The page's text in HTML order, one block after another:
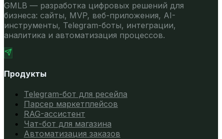
GMLB — разработка цифровых решений для
бизнеса: сайты, MVP, веб-приложения, AI-
инструменты, Telegram-боты, интеграции,
аналитика и автоматизация процессов.
Продукты
Telegram-бот для ресейла
Парсер маркетплейсов
RAG-ассистент
Чат-бот для магазина
Автоматизация заказов